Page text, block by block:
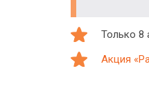
Только 8
Акция